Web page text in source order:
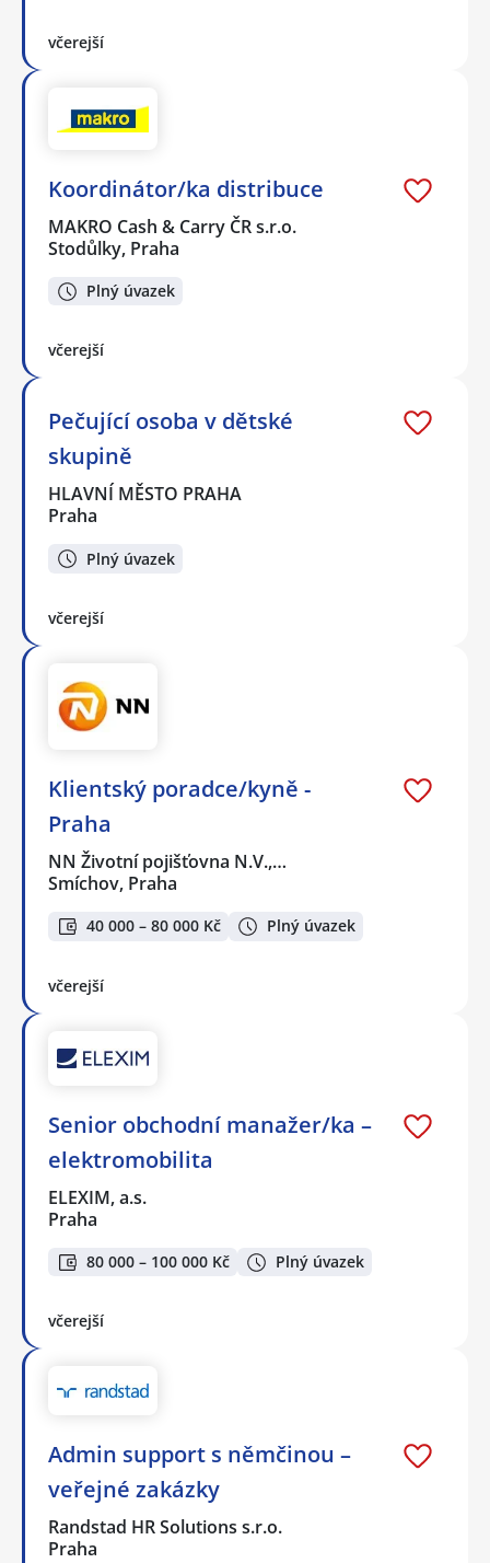
včerejší
Koordinátor/ka distribuce
MAKRO Cash & Carry ČR s.r.o.
Stodůlky, Praha
Plný úvazek
včerejší
Pečující osoba v dětské
skupině
HLAVNÍ MĚSTO PRAHA
Praha
Plný úvazek
včerejší
Klientský poradce/kyně -
Praha
NN Životní pojišťovna N.V.,…
Smíchov, Praha
40 000 – 80 000 Kč Plný úvazek
včerejší
Senior obchodní manažer/ka –
elektromobilita
ELEXIM, a.s.
Praha
80 000 – 100 000 Kč Plný úvazek
včerejší
Admin support s němčinou –
veřejné zakázky
Randstad HR Solutions s.r.o.
Praha